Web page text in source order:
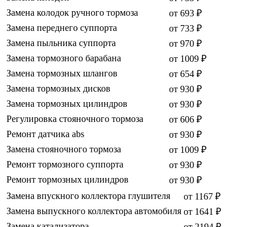
Замена колодок ручного тормоза
от 693 ₽
Замена переднего суппорта
от 733 ₽
Замена пыльника суппорта
от 970 ₽
Замена тормозного барабана
от 1009 ₽
Замена тормозных шлангов
от 654 ₽
Замена тормозных дисков
от 930 ₽
Замена тормозных цилиндров
от 930 ₽
Регулировка стояночного тормоза
от 606 ₽
Ремонт датчика abs
от 930 ₽
Замена стояночного тормоза
от 1009 ₽
Ремонт тормозного суппорта
от 930 ₽
Ремонт тормозных цилиндров
от 930 ₽
Замена впускного коллектора глушителя
от 1167 ₽
Замена выпускного коллектора автомобиля от 1641 ₽